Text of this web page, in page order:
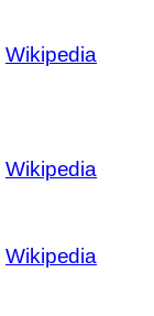
Wikipedia
Wikipedia
Wikipedia